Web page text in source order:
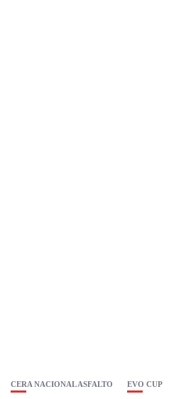
CERA NACIONAL ASFALTO EVO CUP